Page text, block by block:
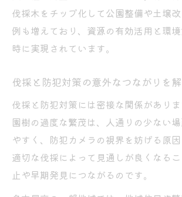
伐採木をチップ化して公園整備や土壌
例も増えており、資源の有効活用と環
時に実現されています。
伐採と防犯対策の意外なつながりを
伐採と防犯対策には密接な関係があり
園樹の過度な繁茂は、人通りの少ない
やすく、防犯カメラの視界を妨げる原因
適切な伐採によって見通しが良くなる
止や早期発見につながるのです。